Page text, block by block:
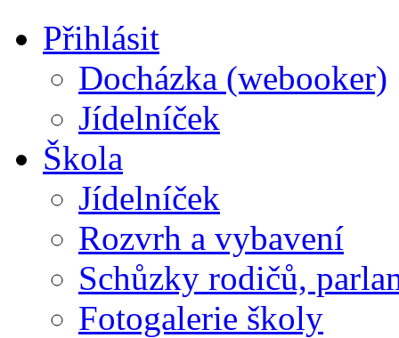
Přihlásit
Docházka (webooker)
Jídelníček
Škola
Jídelníček
Rozvrh a vybavení
Schůzky rodičů,
Fotogalerie školy